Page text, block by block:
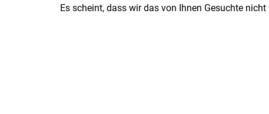
Es scheint, dass wir das von Ihnen Gesuchte